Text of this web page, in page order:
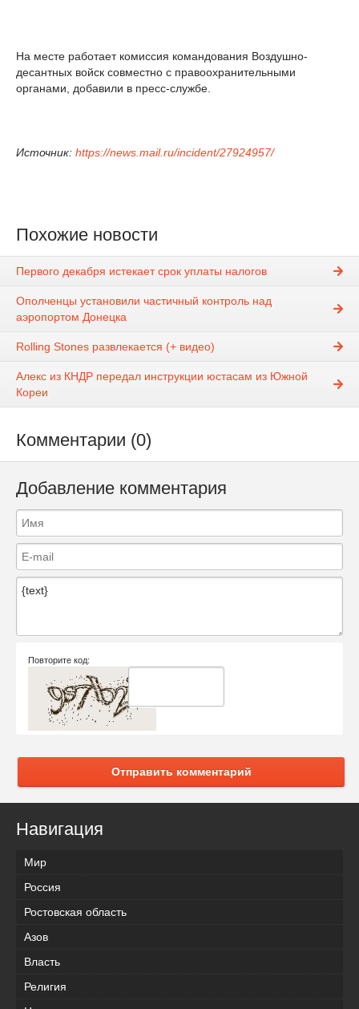
На месте работает комиссия командования Воздушно-
десантных войск совместно с правоохранительными
органами, добавили в пресс-службе.
Источник: https://news.mail.ru/incident/27924957/
Похожие новости
Первого декабря истекает срок уплаты налогов
Ополченцы установили частичный контроль над
аэропортом Донецка
Rolling Stones развлекается (+ видео)
Алекс из КНДР передал инструкции юстасам из Южной
Кореи
Комментарии (0)
Добавление комментария
Повторите код:
Отправить комментарий
Навигация
Мир
Россия
Ростовская область
Азов
Власть
Религия